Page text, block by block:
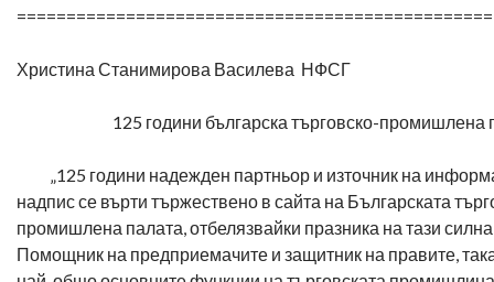
Христина Станимирова Василева НФСГ
125 години българска търговско-промишлена
„125 години надежден партньор и източник на
надпис се върти тържествено в сайта на Българската
промишлена палата, отбелязвайки празника на тази
Помощник на предприемачите и защитник на правите,